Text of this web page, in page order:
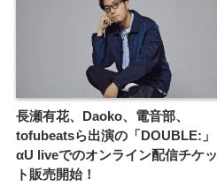
長瀬有花、Daoko、電音部、
tofubeatsら出演の「DOUBLE:」
αU liveでのオンライン配信チケッ
ト販売開始！